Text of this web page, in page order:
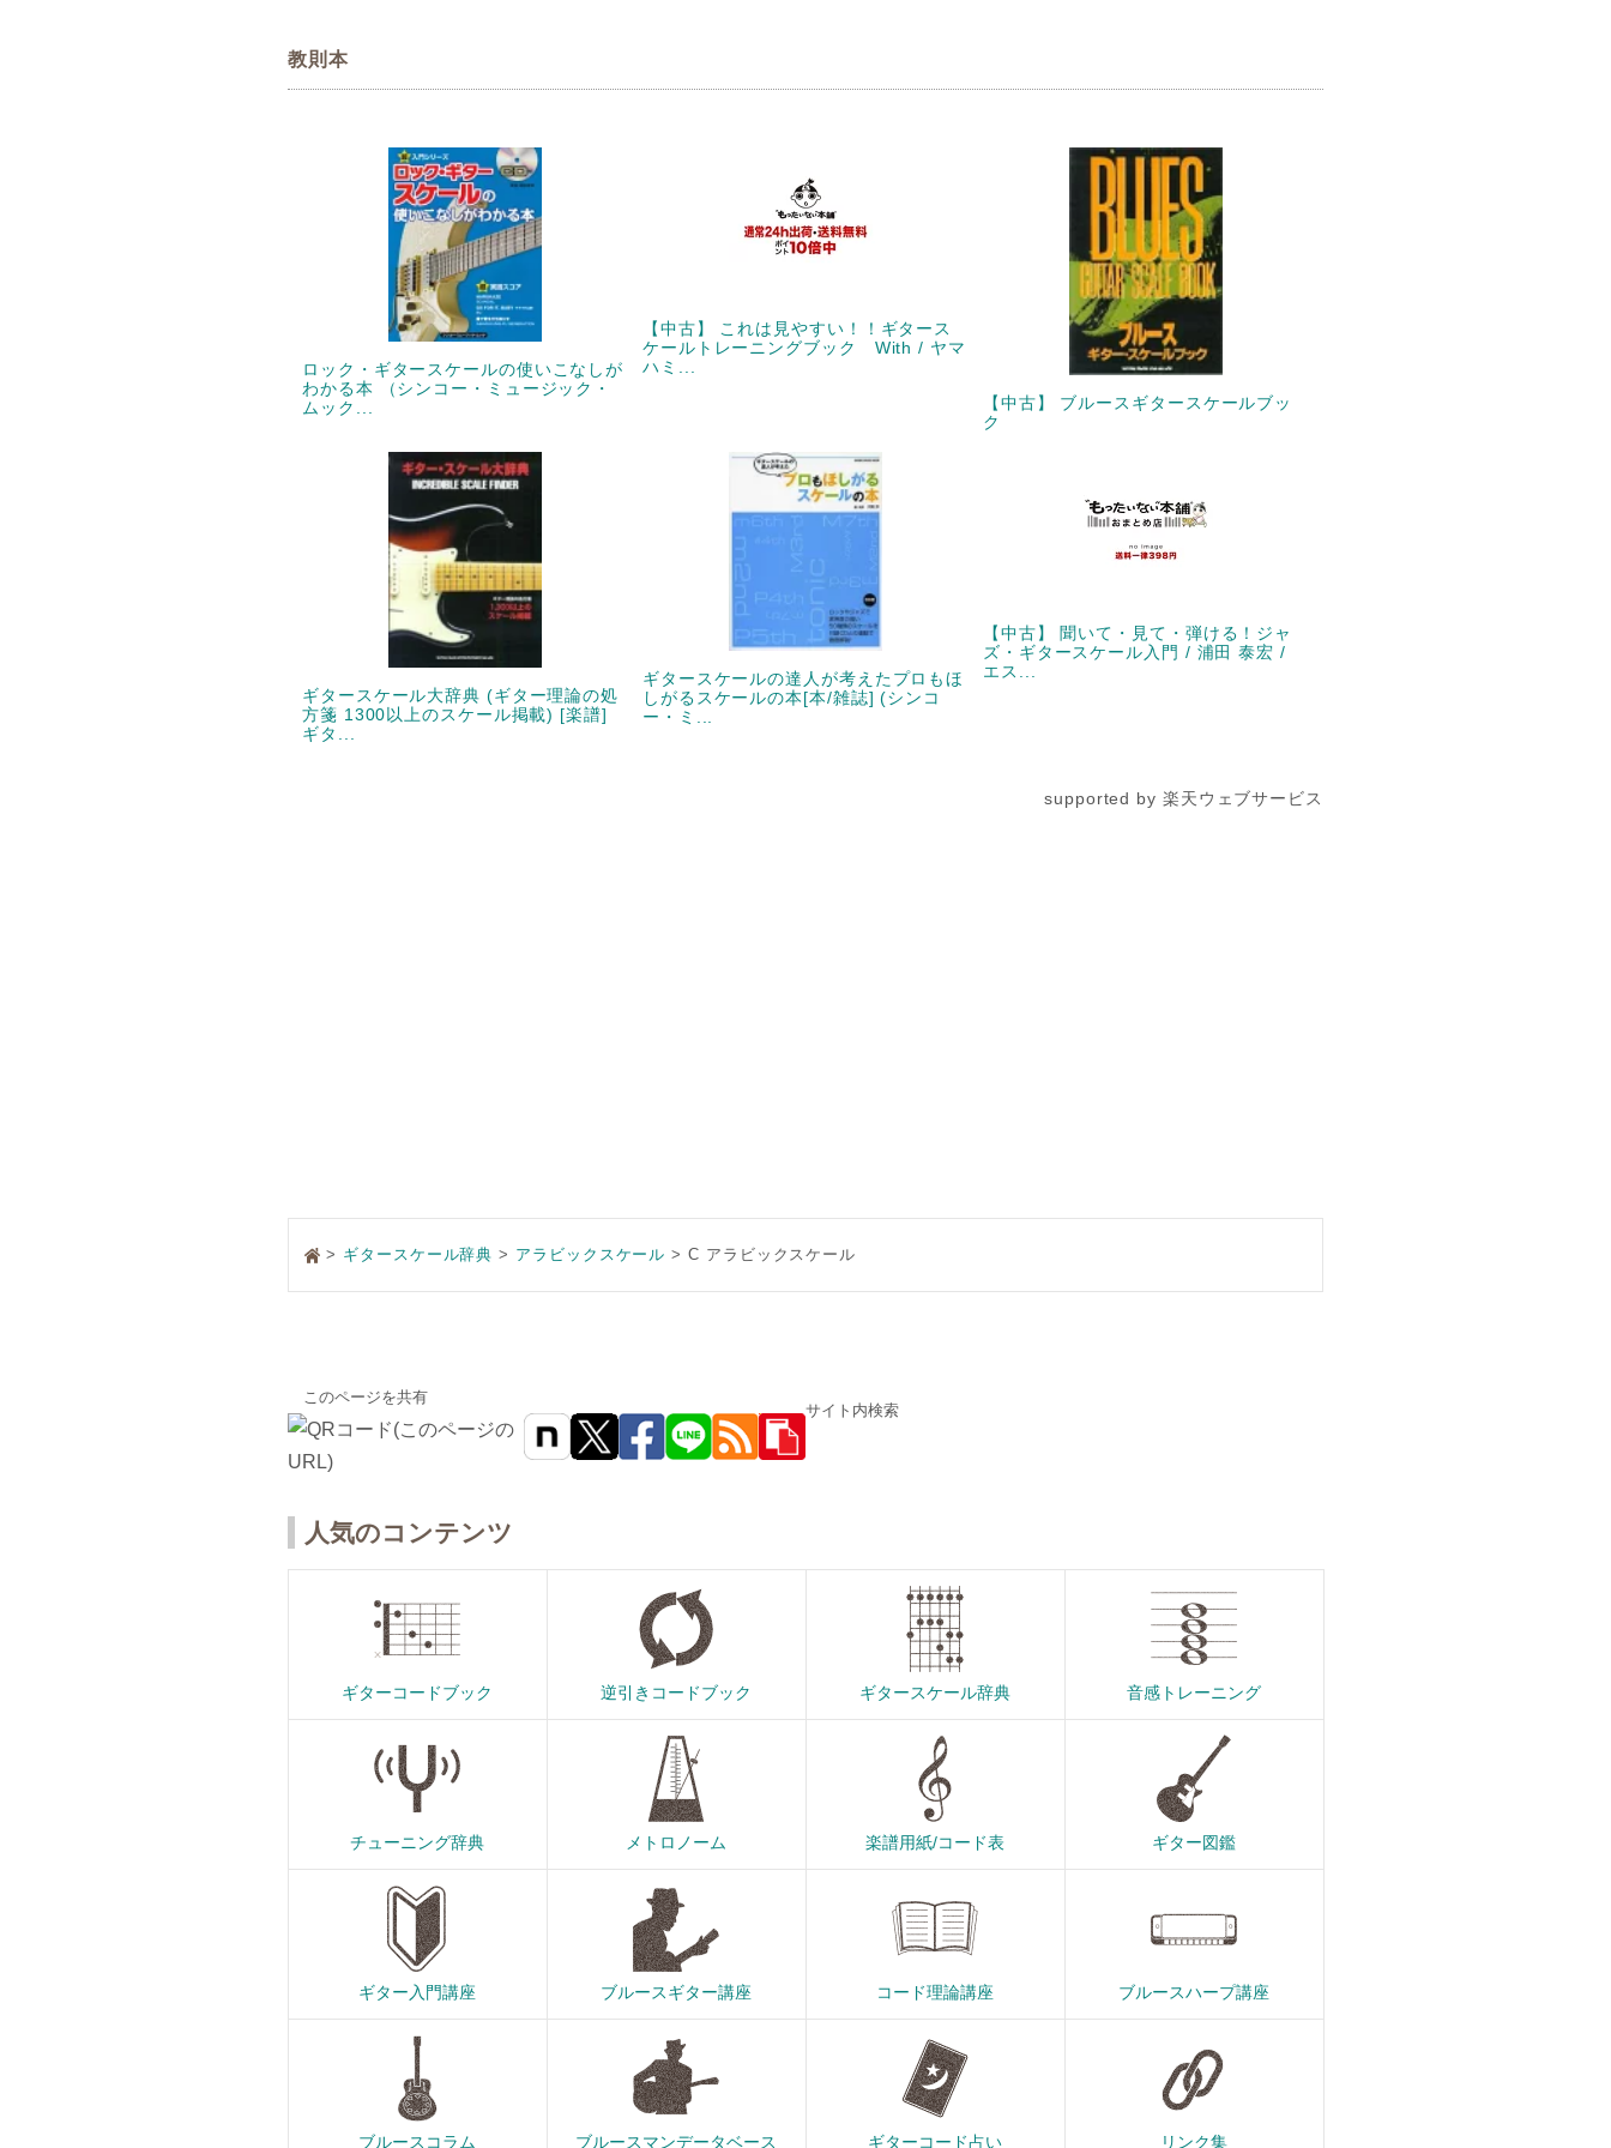
教則本
ロック・ギタースケールの使いこなしが
わかる本 （シンコー・ミュージック・
ムック...
【中古】 これは見やすい！！ギタース
ケールトレーニングブック With / ヤマ
ハミ...
【中古】 ブルースギタースケールブッ
ク
ギタースケール大辞典 (ギター理論の処
方箋 1300以上のスケール掲載) [楽譜]
ギタ...
ギタースケールの達人が考えたプロもほ
しがるスケールの本[本/雑誌] (シンコ
ー・ミ...
【中古】 聞いて・見て・弾ける！ジャ
ズ・ギタースケール入門 / 浦田 泰宏 /
エス...
supported by 楽天ウェブサービス
> ギタースケール辞典 アラビックスケール C アラビックスケール
このページを共有
サイト内検索
人気のコンテンツ
ギターコードブック 逆引きコードブック ギタースケール辞典 音感トレーニング
チューニング辞典 メトロノーム 楽譜用紙/コード表 ギター図鑑
ギター入門講座 ブルースギター講座 コード理論講座 ブルースハープ講座
ブルースコラム ブルースマンデータベース ギターコード占い リンク集